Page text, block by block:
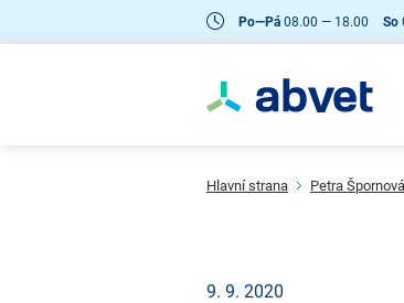
Po—Pá 08.00 — 18.00 So
Hlavní strana Petra Špornová
9. 9. 2020